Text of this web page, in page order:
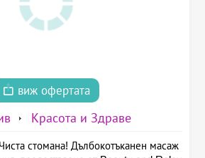
виж офертата
Красота и Здраве
стомана! Дълбокотъканен масаж